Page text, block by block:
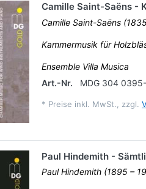
Camille Saint-Saëns -
Camille Saint-Saëns
Kammermusik für
Ensemble Villa Musica
Art.-Nr.
MDG 304
* Preise inkl. MwSt., zzgl.
Paul Hindemith -
Paul Hindemith (1895 –